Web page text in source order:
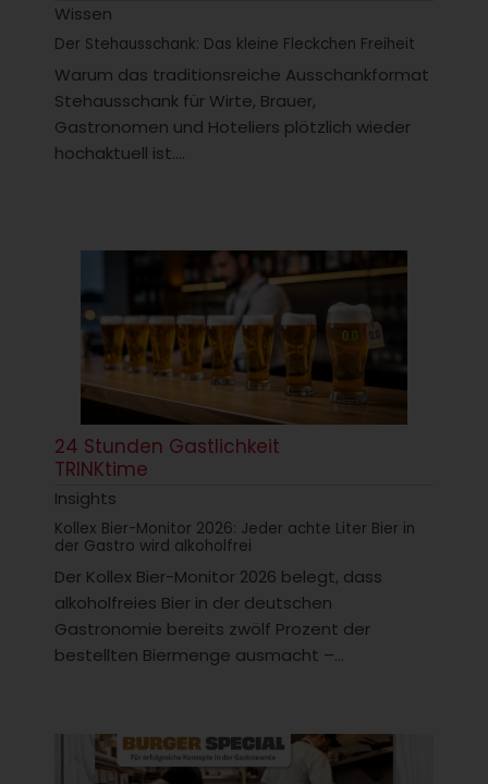
Wissen
Der Stehausschank: Das kleine Fleckchen Freiheit
Warum das traditionsreiche Ausschankformat
Stehausschank für Wirte, Brauer,
Gastronomen und Hoteliers plötzlich wieder
hochaktuell ist....
24 Stunden Gastlichkeit
TRINKtime
Insights
Kollex Bier-Monitor 2026: Jeder achte Liter Bier in
der Gastro wird alkoholfrei
Der Kollex Bier-Monitor 2026 belegt, dass
alkoholfreies Bier in der deutschen
Gastronomie bereits zwölf Prozent der
bestellten Biermenge ausmacht –...